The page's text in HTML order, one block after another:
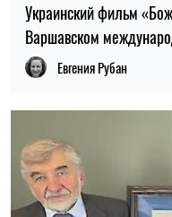
Украинский фильм
Варшавском
Евгения Рубан